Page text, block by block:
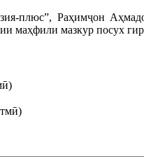
плюс”, Раҳимҷон
маҳфили мазкур посух